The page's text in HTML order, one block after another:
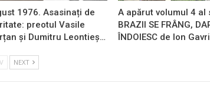
1976. Asasinați de
preotul Vasile
și Dumitru Leontieș…
A apărut volumul 4 al
BRAZII SE FRÂNG,
ÎNDOIESC de Ion
NEXT